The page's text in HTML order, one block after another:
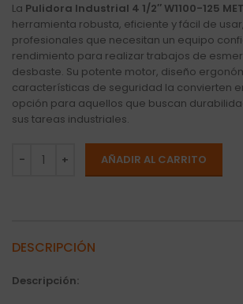
La Pulidora Industrial 4 1/2″ W1100-125
herramienta robusta, eficiente y fácil de
profesionales que necesitan un equipo
rendimiento para realizar trabajos de
desbaste. Su potente motor, diseño
características de seguridad la convierten
opción para aquellos que buscan
sus tareas industriales.
AÑADIR AL CARRITO
DESCRIPCIÓN
Descripción: